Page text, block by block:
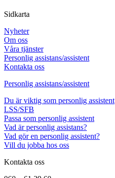
Sidkarta
Nyheter
Om oss
Våra tjänster
Personlig assistans/assistent
Kontakta oss
Personlig assistans/assistent
Du är viktig som personlig assistent
LSS/SFB
Passa som personlig assistent
Vad är personlig assistans?
Vad gör en personlig assistent?
Vill du jobba hos oss
Kontakta oss